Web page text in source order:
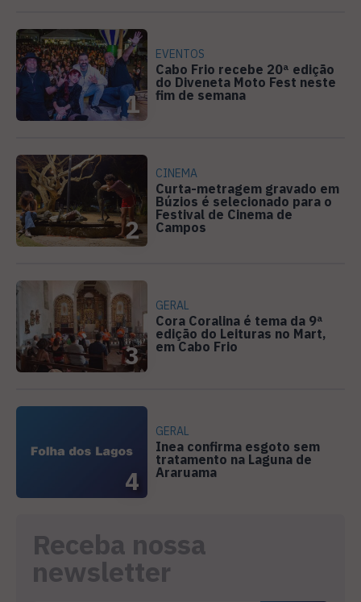
1
EVENTOS
Cabo Frio recebe 20ª edição
do Diveneta Moto Fest neste
fim de semana
2
CINEMA
Curta-metragem gravado em
Búzios é selecionado para o
Festival de Cinema de
Campos
3
GERAL
Cora Coralina é tema da 9ª
edição do Leituras no Mart,
em Cabo Frio
4
GERAL
Inea confirma esgoto sem
tratamento na Laguna de
Araruama
Receba nossa
newsletter